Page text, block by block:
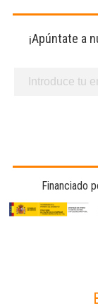
¡Apúntate a
Financiado